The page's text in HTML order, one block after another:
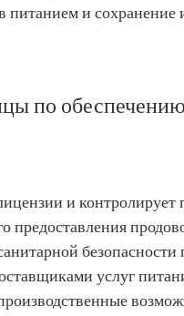
питанием и сохранение
по
и контролирует
предоставления
услуг